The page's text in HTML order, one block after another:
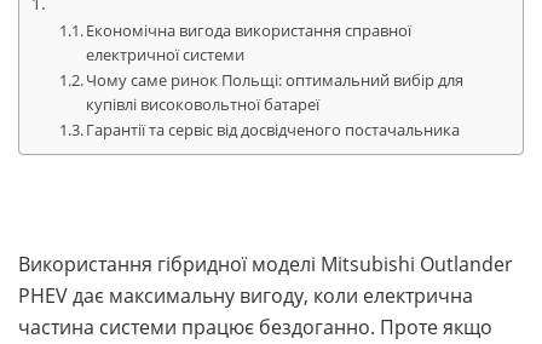
Економічна вигода використання справної
електричної системи
Чому саме ринок Польщі: оптимальний вибір для
купівлі високовольтної батареї
Гарантії та сервіс від досвідченого постачальника
Використання гібридної моделі Mitsubishi Outlander
PHEV дає максимальну вигоду, коли електрична
частина системи працює бездоганно. Проте якщо